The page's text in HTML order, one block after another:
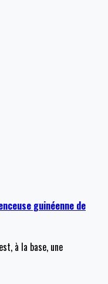
guinéenne de
à la base, une